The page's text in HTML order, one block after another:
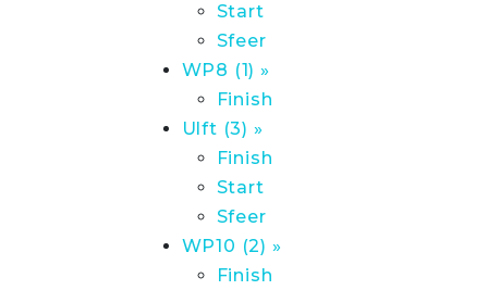
Start
Sfeer
WP8 (1) »
Finish
Ulft (3) »
Finish
Start
Sfeer
WP10 (2) »
Finish